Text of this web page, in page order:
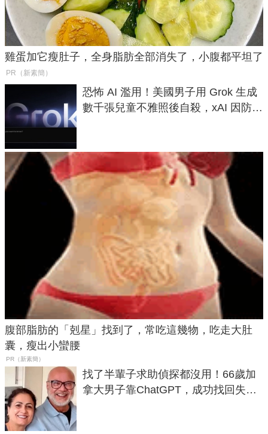
雞蛋加它瘦肚子，全身脂肪全部消失了，小腹都平坦了
PR（新素簡）
恐怖 AI 濫用！美國男子用 Grok 生成
數千張兒童不雅照後自殺，xAI 因防護
腹部脂肪的「剋星」找到了，常吃這幾物，吃走大肚
囊，瘦出小蠻腰
PR（新素簡）
找了半輩子求助偵探都沒用！66歲加
拿大男子靠ChatGPT，成功找回失散